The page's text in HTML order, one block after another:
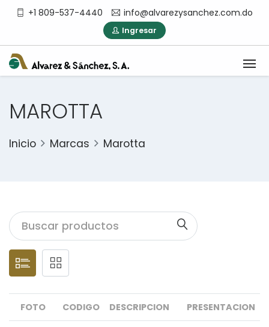
+1 809-537-4440 info@alvarezysanchez.com.do
Ingresar
MAROTTA
Inicio Marcas Marotta
FOTO CODIGO DESCRIPCION PRESENTACION